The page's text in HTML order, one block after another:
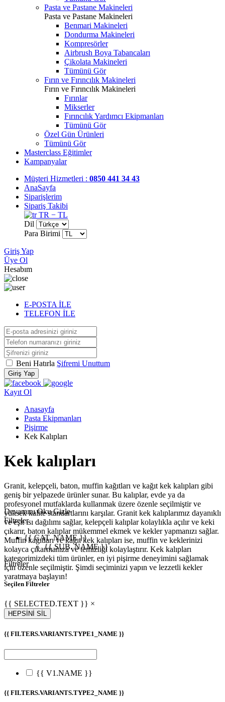
Pasta ve Pastane Makineleri
Pasta ve Pastane Makineleri
Benmari Makineleri
Dondurma Makineleri
Kompresörler
Airbrush Boya Tabancaları
Çikolata Makineleri
Tümünü Gör
Fırın ve Fırıncılık Makineleri
Fırın ve Fırıncılık Makineleri
Fırınlar
Mikserler
Fırıncılık Yardımcı Ekipmanları
Tümünü Gör
Özel Gün Ürünleri
Tümünü Gör
Masterclass Eğitimler
Kampanyalar
Müşteri Hizmetleri : 0850 441 34 43
AnaSayfa
Siparişlerim
Sipariş Takibi
TR − TL
Dil
Para Birimi
Giriş Yap
Üye Ol
Hesabım
E-POSTA İLE
TELEFON İLE
Beni Hatırla Şifremi Unuttum
Giriş Yap
Kayıt Ol
Anasayfa
Pasta Ekipmanları
Pişirme
Kek Kalıpları
Kek kalıpları
Granit, kelepçeli, baton, muffin kağıtları ve kağıt kek kalıpları gibi
geniş bir yelpazede ürünler sunar. Bu kalıplar, evde ya da
profesyonel mutfaklarda kullanmak üzere özenle seçilmiştir ve
yüksek kalite standartlarını karşılar. Granit kek kalıplarımız dayanıklı
ve eşit ısı dağılımı sağlar, kelepçeli kalıplar kolaylıkla açılır ve keki
çıkarır, baton kalıplar mükemmel ekmek ve kekler yapmanızı sağlar.
Muffin kağıtları ve kağıt kek kalıpları ise, muffin ve keklerinizi
kolayca çıkarmanıza ve temizliği kolaylaştırır. Kek kalıpları
kategorimizdeki tüm ürünler, en iyi pişirme deneyimini sağlamak
için özenle seçilmiştir. Şimdi seçiminizi yapın ve lezzetli kekler
yaratmaya başlayın!
Devamını Oku Gizle
Filtreler
{{ CAT. NAME }}
{{ SUB. NAME }}
Filtreler
Seçilen Filtreler
{{ SELECTED.TEXT }} ×
HEPSİNİ SİL
{{ FILTERS.VARIANTS.TYPE1_NAME }}
{{ V1.NAME }}
{{ FILTERS.VARIANTS.TYPE2_NAME }}